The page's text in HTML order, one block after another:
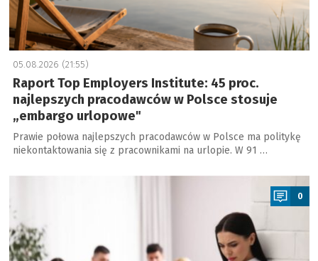
05.08.2026 (21:55)
Raport Top Employers Institute: 45 proc.
najlepszych pracodawców w Polsce stosuje
„embargo urlopowe"
Prawie połowa najlepszych pracodawców w Polsce ma politykę
niekontaktowania się z pracownikami na urlopie. W 91 …
0